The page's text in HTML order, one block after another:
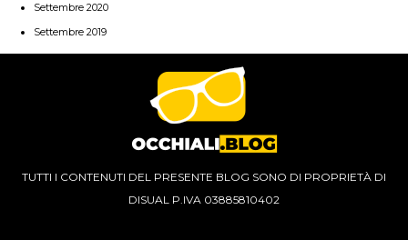
Settembre 2020
Settembre 2019
TUTTI I CONTENUTI DEL PRESENTE BLOG SONO DI PROPRIETÀ DI
DISUAL P.IVA 03885810402